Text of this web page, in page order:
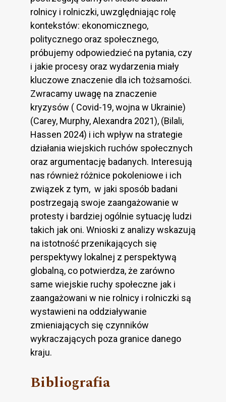
rolnicy i rolniczki, uwzględniając rolę
kontekstów: ekonomicznego,
politycznego oraz społecznego,
próbujemy odpowiedzieć na pytania, czy
i jakie procesy oraz wydarzenia miały
kluczowe znaczenie dla ich tożsamości.
Zwracamy uwagę na znaczenie
kryzysów ( Covid-19, wojna w Ukrainie)
(Carey, Murphy, Alexandra 2021), (Bilali,
Hassen 2024) i ich wpływ na strategie
działania wiejskich ruchów społecznych
oraz argumentację badanych. Interesują
nas również różnice pokoleniowe i ich
związek z tym, w jaki sposób badani
postrzegają swoje zaangażowanie w
protesty i bardziej ogólnie sytuację ludzi
takich jak oni. Wnioski z analizy wskazują
na istotność przenikających się
perspektywy lokalnej z perspektywą
globalną, co potwierdza, że zarówno
same wiejskie ruchy społeczne jak i
zaangażowani w nie rolnicy i rolniczki są
wystawieni na oddziaływanie
zmieniających się czynników
wykraczających poza granice danego
kraju.
Bibliografia